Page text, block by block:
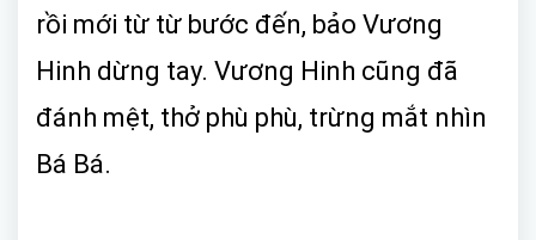
rồi mới từ từ bước đến, bảo Vương
Hinh dừng tay. Vương Hinh cũng đã
đánh mệt, thở phù phù, trừng mắt nhìn
Bá Bá.